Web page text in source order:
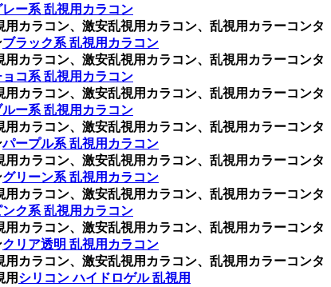
レー系 乱視用カラコン
カラコン、激安乱視用カラコン、乱視用カラーコンタ
ブラック系 乱視用カラコン
カラコン、激安乱視用カラコン、乱視用カラーコンタ
ョコ系 乱視用カラコン
カラコン、激安乱視用カラコン、乱視用カラーコンタ
ルー系 乱視用カラコン
カラコン、激安乱視用カラコン、乱視用カラーコンタ
パープル系 乱視用カラコン
カラコン、激安乱視用カラコン、乱視用カラーコンタ
グリーン系 乱視用カラコン
カラコン、激安乱視用カラコン、乱視用カラーコンタ
ンク系 乱視用カラコン
カラコン、激安乱視用カラコン、乱視用カラーコンタ
クリア透明 乱視用カラコン
カラコン、激安乱視用カラコン、乱視用カラーコンタ
用 シリコン ハイドロゲル 乱視用